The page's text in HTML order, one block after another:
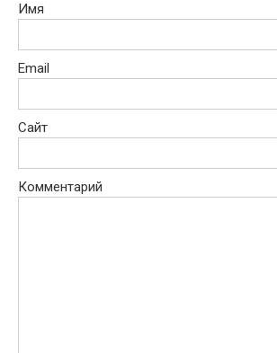
Имя
Email
Сайт
Комментарий